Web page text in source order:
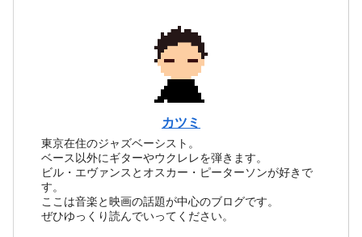
カツミ
東京在住のジャズベーシスト。
ベース以外にギターやウクレレを弾きます。
ビル・エヴァンスとオスカー・ピーターソンが好きで
す。
ここは音楽と映画の話題が中心のブログです。
ぜひゆっくり読んでいってください。